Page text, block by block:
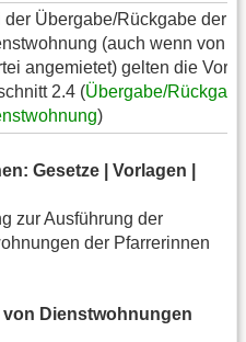
der Übergabe/Rückgabe der
(auch wenn von
angemietet) gelten die
2.4 (Übergabe/
)
Gesetze | Vorlagen |
zur Ausführung der
der Pfarrerinnen
Dienstwohnungen